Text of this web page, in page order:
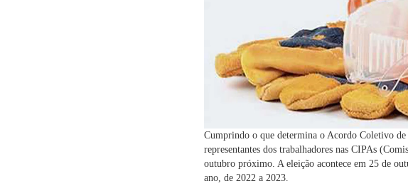
Cumprindo o que determina o Acordo Coletivo
representantes dos trabalhadores nas CIPAs
outubro próximo. A eleição acontece em 25 de
ano, de 2022 a 2023.